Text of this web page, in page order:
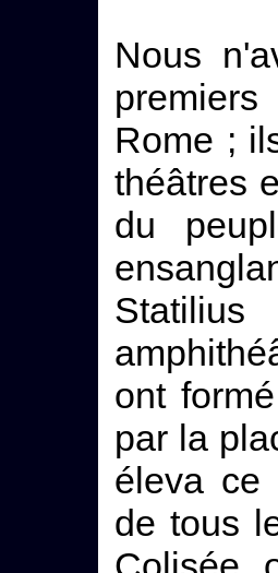
Nous
Rome ;
théâtres
du
ont
par la
éleva ce
de tous